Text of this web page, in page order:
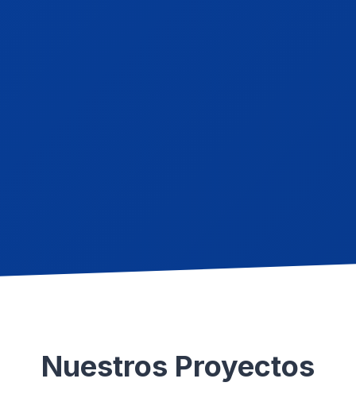
Nuestros Proyectos